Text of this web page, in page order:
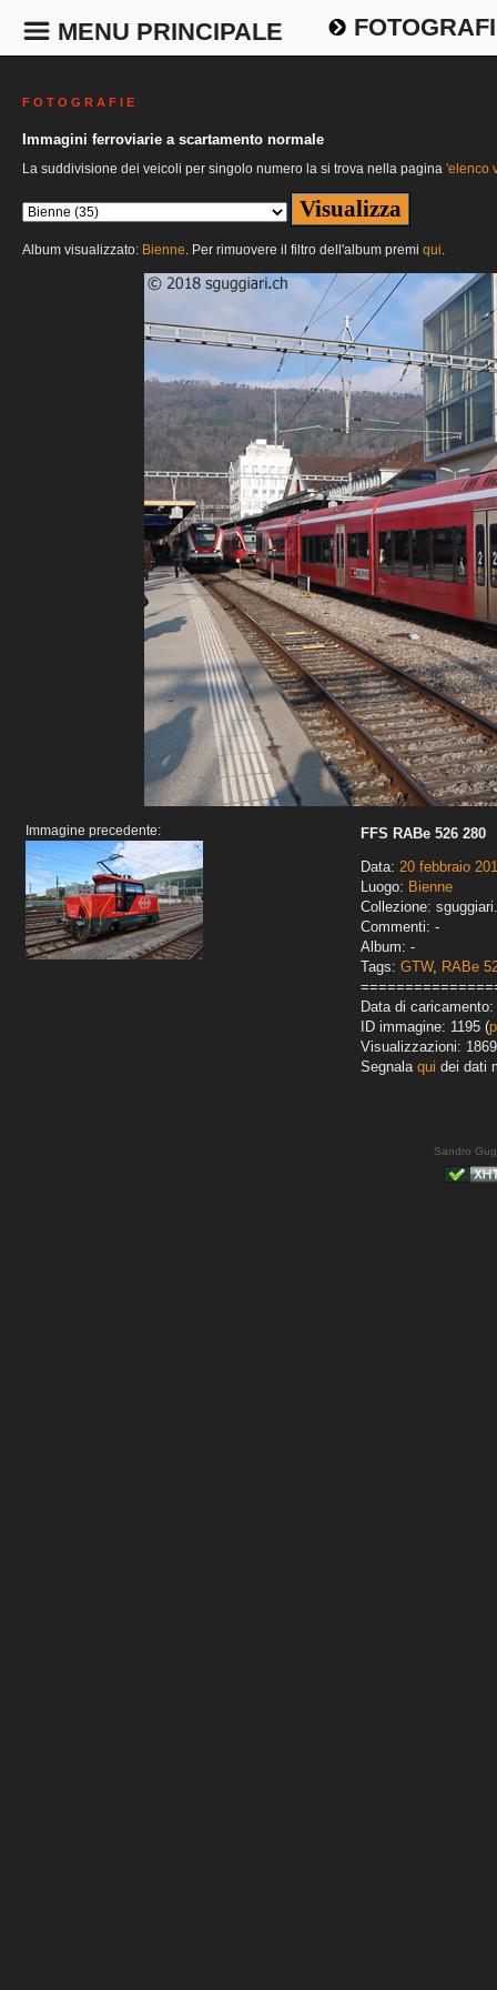
MENU PRINCIPALE
F O T O G R A F I E
Immagini ferroviarie a scartamento normale
La suddivisione dei veicoli per singolo numero la si trova nella pagina 'elenco
Album visualizzato: Bienne. Per rimuovere il filtro dell'album premi qui.
Immagine precedente:
FFS RABe 526 280
Data: 20 febbraio
Luogo: Bienne
Collezione:
Commenti: -
Album: -
Tags: GTW, RABe
Data di caricamento:
ID immagine: 1195 (
Visualizzazioni: 1869
Segnala qui dei dati
Sandro